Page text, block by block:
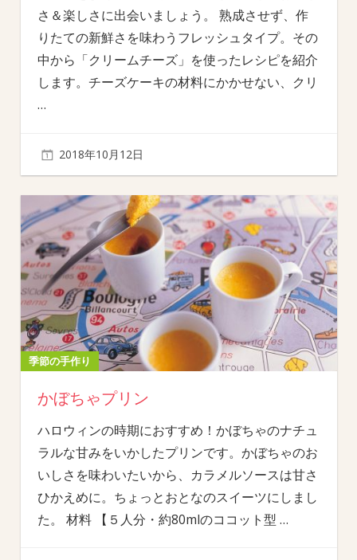
さ＆楽しさに出会いましょう。 熟成させず、作
りたての新鮮さを味わうフレッシュタイプ。その
中から「クリームチーズ」を使ったレシピを紹介
します。チーズケーキの材料にかかせない、クリ
…
2018年10月12日
季節の手作り
かぼちゃプリン
ハロウィンの時期におすすめ！かぼちゃのナチュ
ラルな甘みをいかしたプリンです。かぼちゃのお
いしさを味わいたいから、カラメルソースは甘さ
ひかえめに。ちょっとおとなのスイーツにしまし
た。 材料 【５人分・約80mlのココット型 …